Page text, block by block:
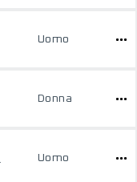
Uomo
Donna
Uomo